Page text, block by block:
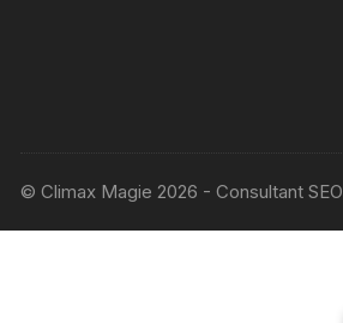
© Climax Magie 2026 - Consultant SEO